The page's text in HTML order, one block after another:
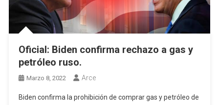
Oficial: Biden confirma rechazo a gas y
petróleo ruso.
Marzo 8, 2022 Arce
Biden confirma la prohibición de comprar gas y petróleo de